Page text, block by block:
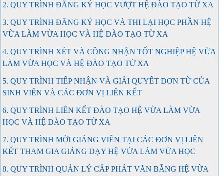
2. QUY TRÌNH ĐĂNG KÝ HỌC VƯỢT HỆ ĐÀO TẠO TỪ XA
3. QUY TRÌNH ĐĂNG KÝ HỌC VÀ THI LẠI HỌC PHẦN HỆ
VỪA LÀM VỪA HỌC VÀ HỆ ĐÀO TẠO TỪ XA
4. QUY TRÌNH XÉT VÀ CÔNG NHẬN TỐT NGHIỆP HỆ VỪA
LÀM VỪA HỌC VÀ HỆ ĐÀO TẠO TỪ XA
5. QUY TRÌNH TIẾP NHẬN VÀ GIẢI QUYẾT ĐƠN TỪ CỦA
SINH VIÊN VÀ CÁC ĐƠN VỊ LIÊN KẾT
6. QUY TRÌNH LIÊN KẾT ĐÀO TẠO HỆ VỪA LÀM VỪA
HỌC VÀ HỆ ĐÀO TẠO TỪ XA
7. QUY TRÌNH MỜI GIẢNG VIÊN TẠI CÁC ĐƠN VỊ LIÊN
KẾT THAM GIA GIẢNG DẠY HỆ VỪA LÀM VỪA HỌC
8. QUY TRÌNH QUẢN LÝ CẤP PHÁT VĂN BẰNG HỆ VỪA